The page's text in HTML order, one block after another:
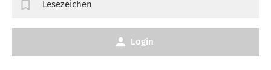
Lesezeichen
Login